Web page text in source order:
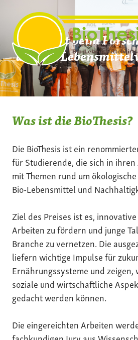
Inhalt
springenMach mit beim
der Bio-
Was ist die BioThesis?
Die BioThesis ist ein
für Studierende, die sich in
mit Themen rund um
Bio-Lebensmittel und
Ziel des Preises ist es,
Arbeiten zu fördern und junge
Branche zu vernetzen. Die
liefern wichtige Impulse für
Ernährungssysteme und zeigen,
soziale und wirtschaftliche
gedacht werden können.
Die eingereichten Arbeiten